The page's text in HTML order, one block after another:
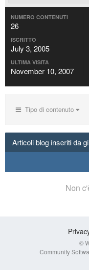
NUMERO CONTENUTI
26
ISCRITTO
July 3, 2005
ULTIMA VISITA
November 10, 2007
Tipo di contenuto
Articoli blog inseriti da
Non
©
Community